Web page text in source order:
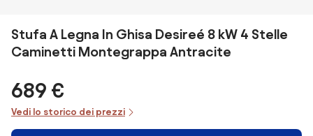
Stufa A Legna In Ghisa Desireé 8 kW 4 Stelle
Caminetti Montegrappa Antracite
689 €
Vedi lo storico dei prezzi